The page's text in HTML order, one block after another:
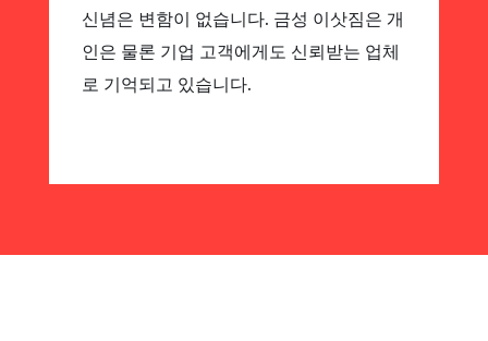
신념은 변함이 없습니다. 금성 이삿짐은 개
인은 물론 기업 고객에게도 신뢰받는 업체
로 기억되고 있습니다.